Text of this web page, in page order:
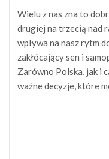
Wielu z nas zna to
drugiej na trzecią nad
wpływa na nasz rytm
zakłócający sen i
Zarówno Polska, jak i
ważne decyzje, które